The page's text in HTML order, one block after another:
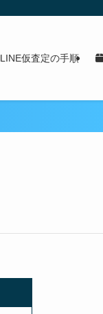
LINE仮査定の手順